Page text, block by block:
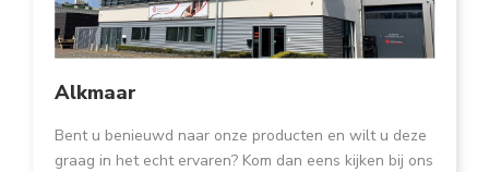
Alkmaar
Bent u benieuwd naar onze producten en wilt u deze
graag in het echt ervaren? Kom dan eens kijken bij ons